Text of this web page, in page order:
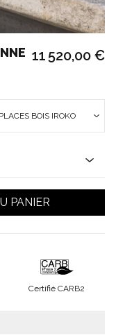
11 520,00 €
BOIS IROKO
PANIER
Certifié CARB2